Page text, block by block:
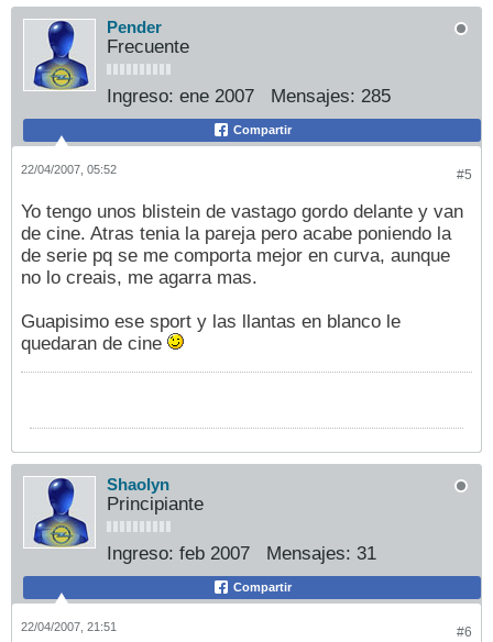
Pender
Frecuente
Ingreso: ene 2007 Mensajes: 285
Compartir
#5
22/04/2007, 05:52
Yo tengo unos blistein de vastago gordo delante y van
de cine. Atras tenia la pareja pero acabe poniendo la
de serie pq se me comporta mejor en curva, aunque
no lo creais, me agarra mas.
Guapisimo ese sport y las llantas en blanco le
quedaran de cine
Shaolyn
Principiante
Ingreso: feb 2007 Mensajes: 31
Compartir
#6
22/04/2007, 21:51